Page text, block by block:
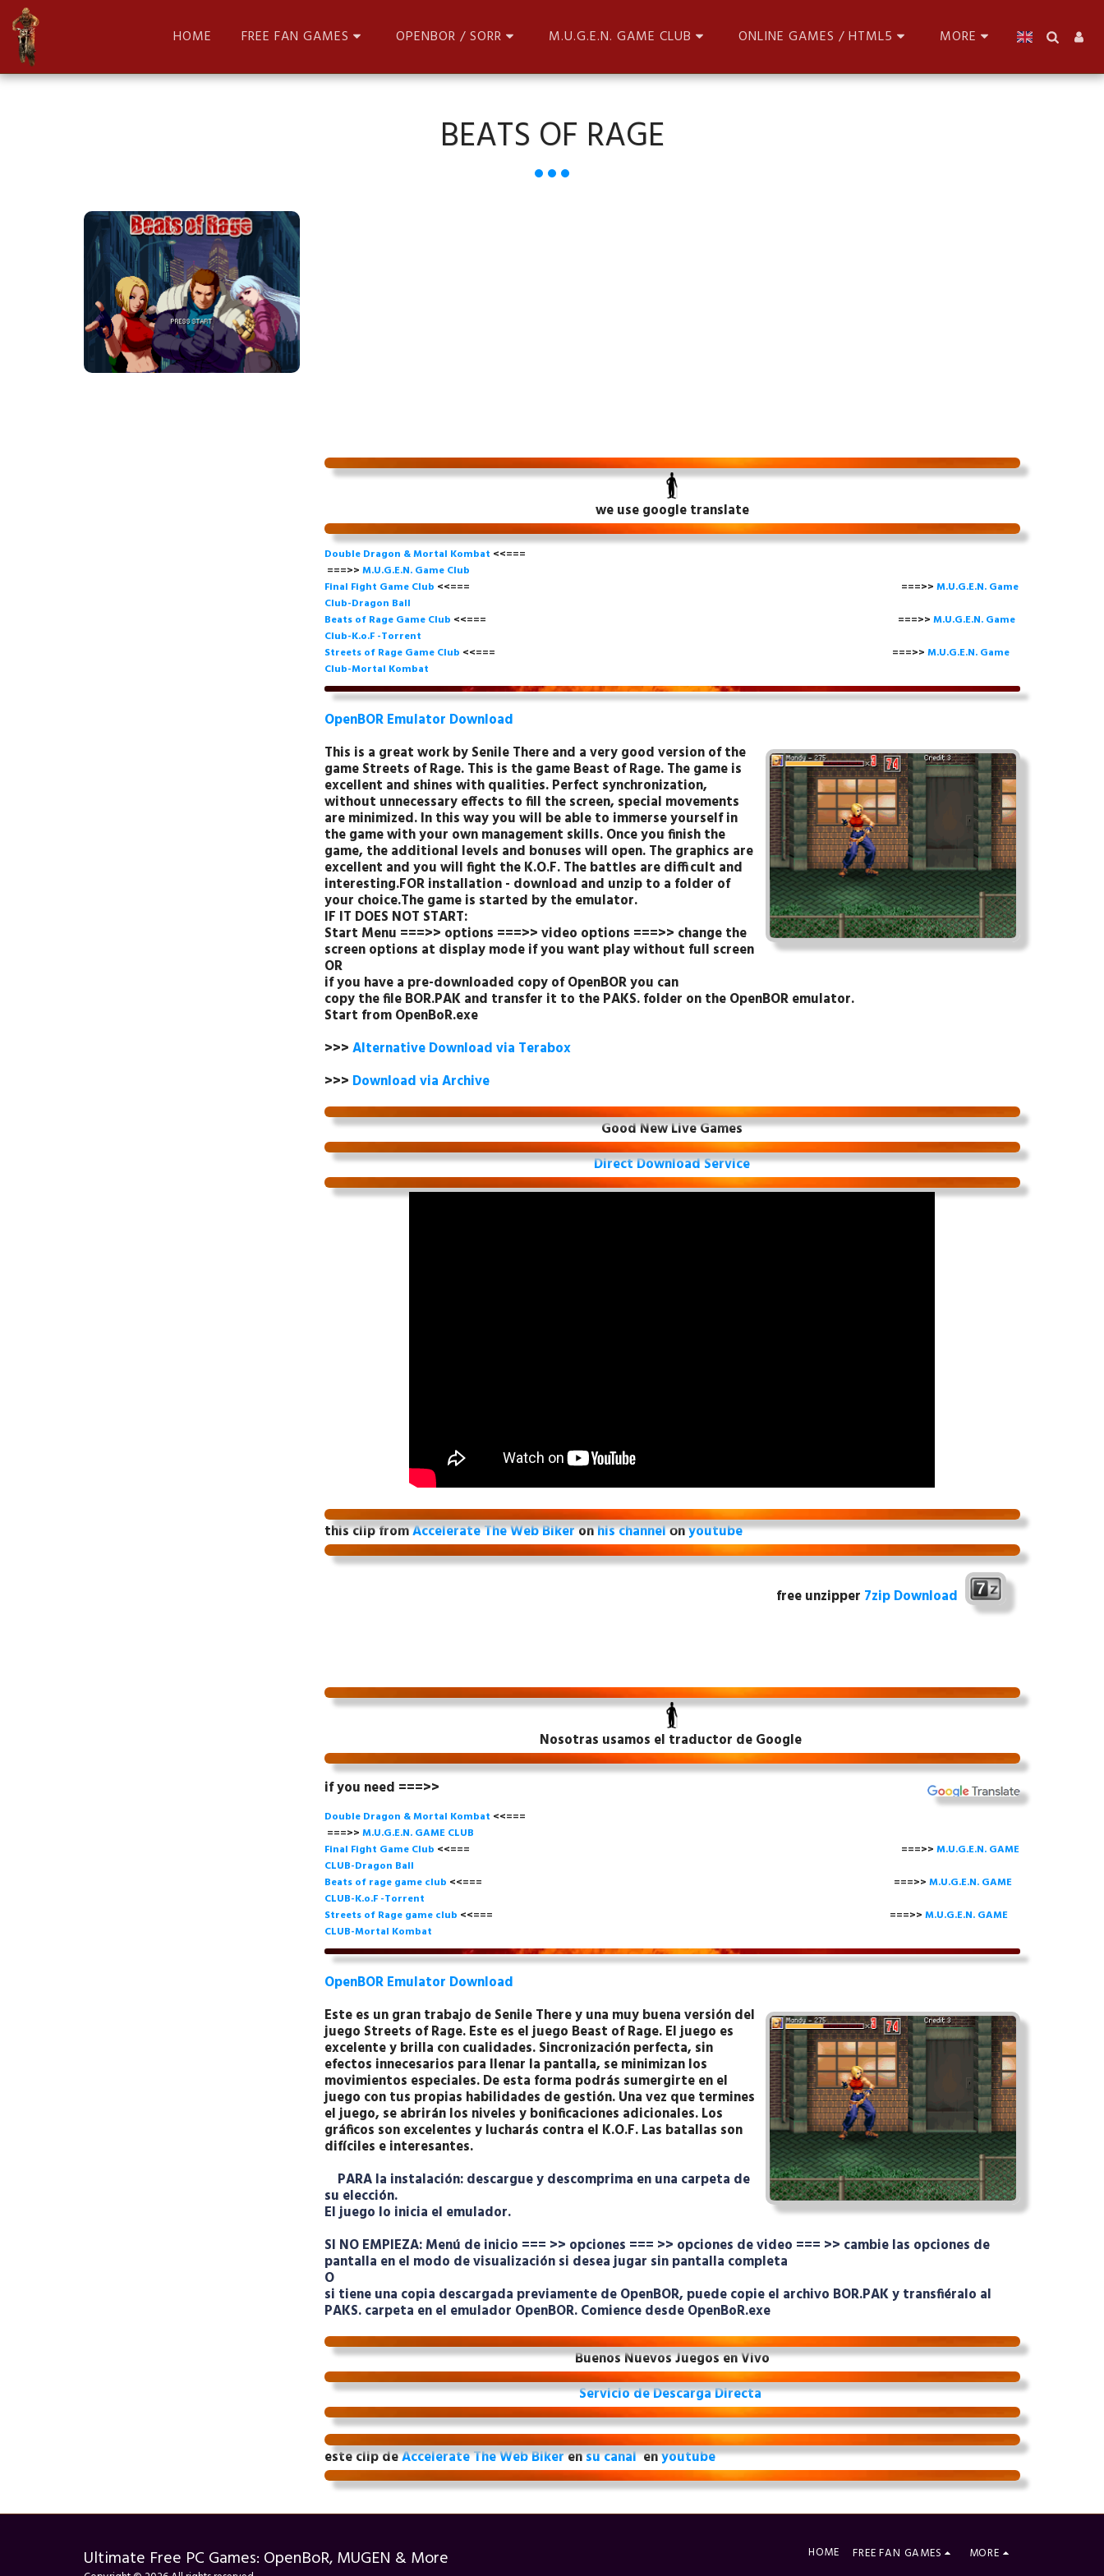
HOME FREE FAN GAMES OPENBOR / SORR M.U.G.E.N. GAME CLUB ONLINE GAMES / HTML5 MORE
BEATS OF RAGE
we use google translate
Double Dragon & Mortal Kombat <<===
===>> M.U.G.E.N. Game Club
Final Fight Game Club <<=== ===>> M.U.G.E.N. Game
Club-Dragon Ball
Beats of Rage Game Club <<=== ===>> M.U.G.E.N. Game
Club-K.o.F -Torrent
Streets of Rage Game Club <<=== ===>> M.U.G.E.N. Game
Club-Mortal Kombat
OpenBOR Emulator Download
This is a great work by Senile There and a very good version of the
game Streets of Rage. This is the game Beast of Rage. The game is
excellent and shines with qualities. Perfect synchronization,
without unnecessary effects to fill the screen, special movements
are minimized. In this way you will be able to immerse yourself in
the game with your own management skills. Once you finish the
game, the additional levels and bonuses will open. The graphics are
excellent and you will fight the K.O.F. The battles are difficult and
interesting.FOR installation - download and unzip to a folder of
your choice.The game is started by the emulator.
IF IT DOES NOT START:
Start Menu ===>> options ===>> video options ===>> change the
screen options at display mode if you want play without full screen
OR
if you have a pre-downloaded copy ofOpenBOR you can
copy the file BOR.PAK and transfer it to the PAKS. folder on the OpenBOR emulator.
Start from OpenBoR.exe
>>>Alternative Download via Terabox
>>> Download via Archive
Good New Live Games
Direct Download Service
this clip fromAccelerate The Web Bikeronhis channelоnyoutube
free unzipper 7zip Download
Nosotras usamos el traductor de Google
if you need ===>>
Double Dragon & Mortal Kombat <<===
===>> M.U.G.E.N. GAME CLUB
Final Fight Game Club <<=== ===>> M.U.G.E.N. GAME
CLUB-Dragon Ball
Beats of rage game club <<=== ===>> M.U.G.E.N. GAME
CLUB-K.o.F -Torrent
Streets of Rage game club <<=== ===>> M.U.G.E.N. GAME
CLUB-Mortal Kombat
OpenBOR Emulator Download
Este es un gran trabajo de Senile There y una muy buena versión del
juego Streets of Rage. Este es el juego Beast of Rage. El juego es
excelente y brilla con cualidades. Sincronización perfecta, sin
efectos innecesarios para llenar la pantalla, se minimizan los
movimientos especiales. De esta forma podrás sumergirte en el
juego con tus propias habilidades de gestión. Una vez que termines
el juego, se abrirán los niveles y bonificaciones adicionales. Los
gráficos son excelentes y lucharás contra el K.O.F. Las batallas son
difíciles e interesantes.
PARA la instalación: descargue y descomprima en una carpeta de
su elección.
El juego lo inicia el emulador.
SI NO EMPIEZA: Menú de inicio === >> opciones === >> opciones de video === >> cambie las opciones de
pantalla en el modo de visualización si desea jugar sin pantalla completa
O
si tiene una copia descargada previamente de OpenBOR, puede copie el archivo BOR.PAK y transfiéralo al
PAKS. carpeta en el emulador OpenBOR. Comience desde OpenBoR.exe
Buenos Nuevos Juegos en Vivo
Servicio de Descarga Directa
este clip deAccelerate The Web Bikerensu canalenyoutube
Ultimate Free PC Games: OpenBoR, MUGEN & More HOME FREE FAN GAMES MORE